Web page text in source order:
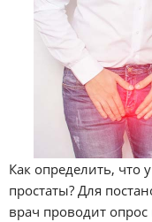
Как определить, что
простаты? Для
врач проводит